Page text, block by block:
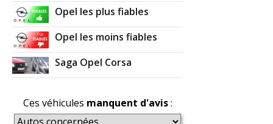
Opel les plus fiables
Opel les moins fiables
Saga Opel Corsa
Ces véhicules manquent d'avis: